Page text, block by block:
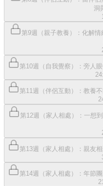
洞
第9週（親子教養）：化解
第10週（自我覺察）：旁人
第11週（伴侶互動）：教養
第12週（家人相處）：一想
第13週（家人相處）：親友
第14週（家人相處）：年節